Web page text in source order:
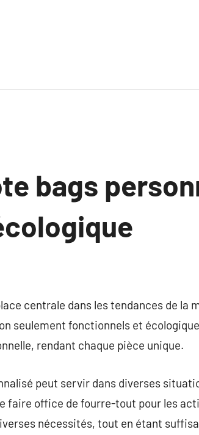
bags
centrale dans les tendances de la
seulement fonctionnels et
rendant chaque pièce unique.
peut servir dans diverses
faire office de fourre-tout pour les
nécessités, tout en étant